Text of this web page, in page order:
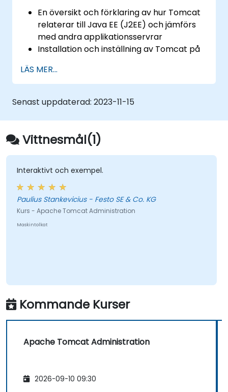
En översikt och förklaring av hur Tomcat
relaterar till Java EE (J2EE) och jämförs
med andra applikationsservrar
Installation och inställning av Tomcat på
Distribuera, stödja och felsöka
applikationer på Tomcat
Navigera i Tomcats katalogstruktur
Tomcats arkitektur och
konfigureringsfiler: server.xml,
context.xml, .properties, etc.
Webbapplikationsstruktur och
konfiguration: web.xml
Säkra Tomcat och applikationer som körs
på det och inställning av Tomcat för SSL
Justera Tomcats prestanda
Upplev olika lastbalanserings- och hög-
tillgänglighetsstrategier med Tomcat
LÄS MER...
Senast uppdaterad: 2023-11-15
Vittnesmål(1)
Interaktivt och exempel.
Paulius Stankevicius - Festo SE & Co. KG
Kurs - Apache Tomcat Administration
Maskintolkat
Kommande Kurser
Apache Tomcat Administration
2026-09-10 09:30